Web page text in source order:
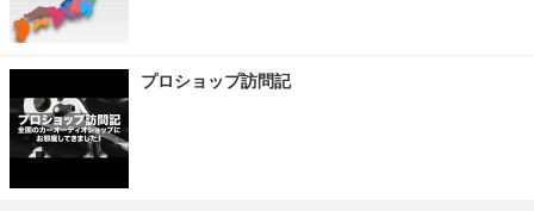
プロショップ訪問記